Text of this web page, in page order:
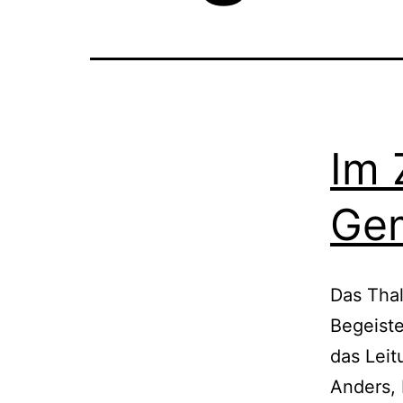
Im
Das
das
Anders,